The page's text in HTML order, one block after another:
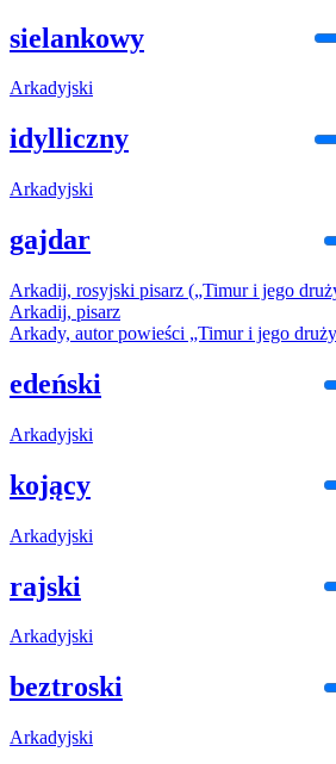
sielankowy
Arkadyjski
idylliczny
Arkadyjski
gajdar
Arkadij, rosyjski pisarz („Timur i jego
Arkadij, pisarz
Arkady, autor powieści „Timur i jego
edeński
Arkadyjski
kojący
Arkadyjski
rajski
Arkadyjski
beztroski
Arkadyjski